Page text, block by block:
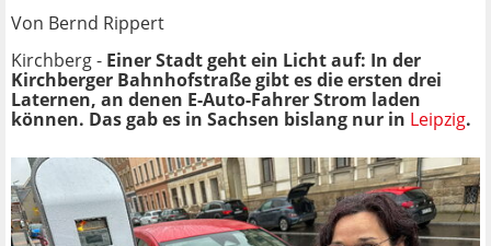
Von Bernd Rippert
Kirchberg - Einer Stadt geht ein Licht auf: In der
Kirchberger Bahnhofstraße gibt es die ersten drei
Laternen, an denen E-Auto-Fahrer Strom laden
können. Das gab es in Sachsen bislang nur in Leipzig.